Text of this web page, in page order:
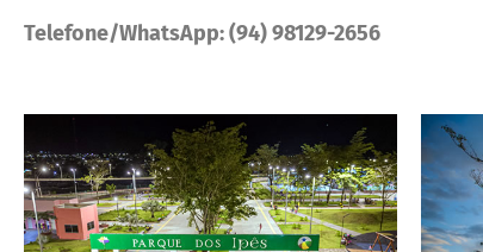
Telefone/WhatsApp: (94) 98129-2656